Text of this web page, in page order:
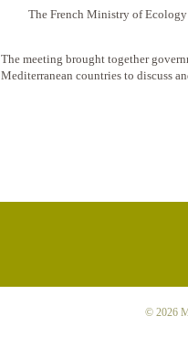
The French Ministry of
The meeting brought together
Mediterranean countries to discuss
© 2026